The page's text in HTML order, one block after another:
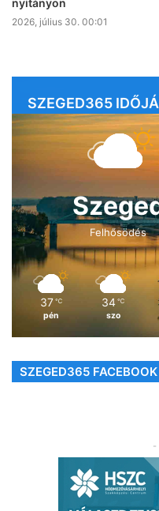
2026, július 30. 00:01
SZEGED365
Felhősödés
37 ℃
pén
34 ℃
szo
SZEGED365 FACEBOOK
-